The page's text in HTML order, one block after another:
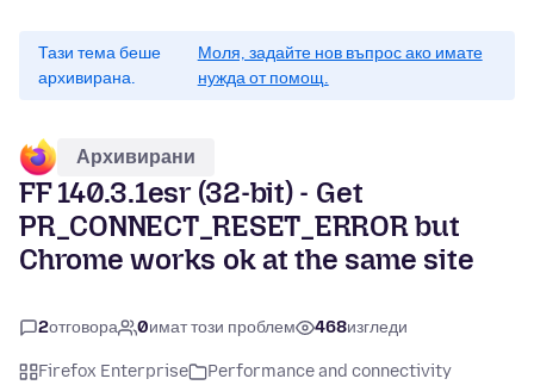
Тази тема беше
архивирана.
Моля, задайте нов въпрос ако имате
нужда от помощ.
Архивирани
FF 140.3.1esr (32-bit) - Get
PR_CONNECT_RESET_ERROR but
Chrome works ok at the same site
2отговора 0имат този проблем 468изгледи
Firefox Enterprise
Performance and connectivity